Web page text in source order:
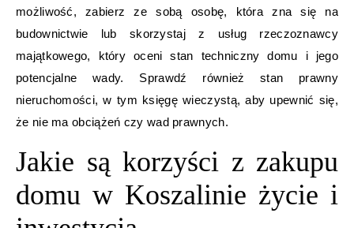
możliwość, zabierz ze sobą osobę, która zna się na
budownictwie lub skorzystaj z usług rzeczoznawcy
majątkowego, który oceni stan techniczny domu i jego
potencjalne wady. Sprawdź również stan prawny
nieruchomości, w tym księgę wieczystą, aby upewnić się,
że nie ma obciążeń czy wad prawnych.
Jakie są korzyści z zakupu
domu w Koszalinie życie i